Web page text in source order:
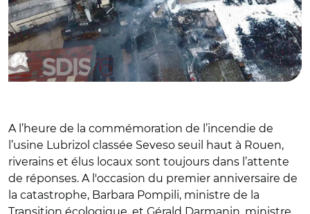
A l’heure de la commémoration de l’incendie de
l’usine Lubrizol classée Seveso seuil haut à Rouen,
riverains et élus locaux sont toujours dans l’attente
de réponses. A l'occasion du premier anniversaire de
la catastrophe, Barbara Pompili, ministre de la
Transition écologique, et Gérald Darmanin, ministre